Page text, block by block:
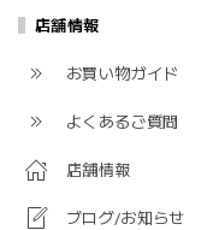
店舗情報
お買い物ガイド
よくあるご質問
店舗情報
ブログ/お知らせ